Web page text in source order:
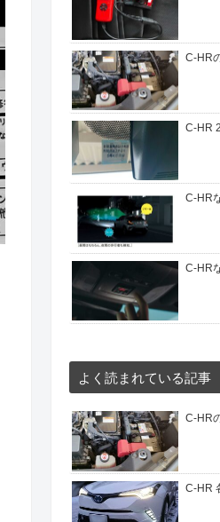
C-HR
C-HR
C-HR
C-HR
よく読まれている記事
C-HR
C-HR